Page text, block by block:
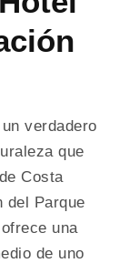
verdadero
que
Costa
del Parque
una
de uno